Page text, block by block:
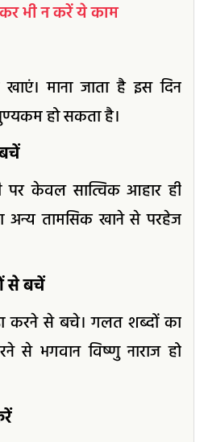
भी न करें ये काम
माना जाता है इस दिन
हो सकता है।
पर केवल सात्विक आहार ही
अन्य तामसिक खाने से परहेज
से बचें
करने से बचे। गलत शब्दों का
से भगवान विष्णु नाराज हो